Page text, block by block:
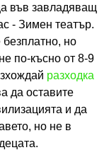
във завладяващ
- Зимен театър.
но
по-късно от 8-9
разходка
да оставите
и да
но не в